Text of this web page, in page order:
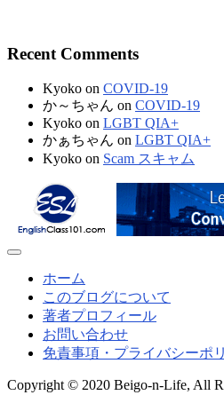
Recent Comments
Kyoko on COVID-19
か～ちゃん on COVID-19
Kyoko on LGBT QIA+
かぁちゃん on LGBT QIA+
Kyoko on Scam スキャム
ホーム
このブログについて
著者プロフィール
お問い合わせ
免責事項・プライバシーポ
Copyright © 2020 Beigo-n-Life, All